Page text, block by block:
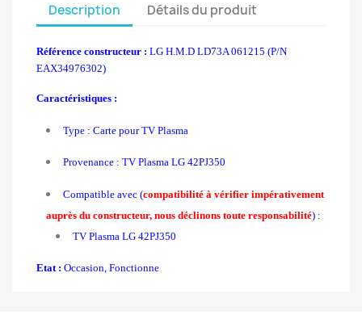
Description Détails du produit
Référence constructeur : LG H.M.D LD73A 061215 (P/N
EAX34976302)
Caractéristiques :
Type : Carte pour TV Plasma
Provenance : TV Plasma LG 42PJ350
Compatible avec (compatibilité à vérifier impérativement
auprès du constructeur, nous déclinons toute responsabilité) :
TV Plasma LG 42PJ350
Etat : Occasion, Fonctionne